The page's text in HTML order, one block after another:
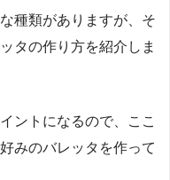
種類がありますが、そ
タの作り方を紹介しま
ントになるので、ここ
みのバレッタを作って